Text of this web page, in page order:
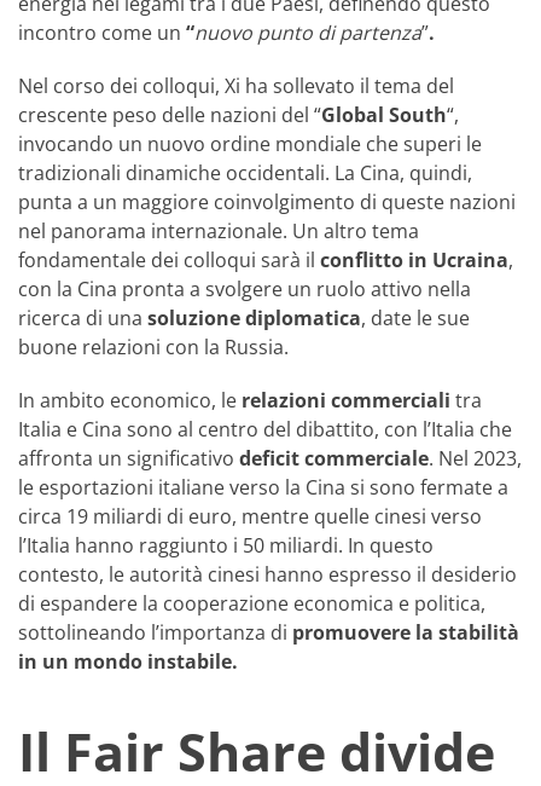
incontro come un “nuovo punto di partenza”.
Nel corso dei colloqui, Xi ha sollevato il tema del
crescente peso delle nazioni del “Global South“,
invocando un nuovo ordine mondiale che superi le
tradizionali dinamiche occidentali. La Cina, quindi,
punta a un maggiore coinvolgimento di queste nazioni
nel panorama internazionale. Un altro tema
fondamentale dei colloqui sarà il conflitto in Ucraina,
con la Cina pronta a svolgere un ruolo attivo nella
ricerca di una soluzione diplomatica, date le sue
buone relazioni con la Russia.
In ambito economico, le relazioni commerciali tra
Italia e Cina sono al centro del dibattito, con l’Italia che
affronta un significativo deficit commerciale. Nel 2023,
le esportazioni italiane verso la Cina si sono fermate a
circa 19 miliardi di euro, mentre quelle cinesi verso
l’Italia hanno raggiunto i 50 miliardi. In questo
contesto, le autorità cinesi hanno espresso il desiderio
di espandere la cooperazione economica e politica,
sottolineando l’importanza di promuovere la stabilità
in un mondo instabile.
Il Fair Share divide